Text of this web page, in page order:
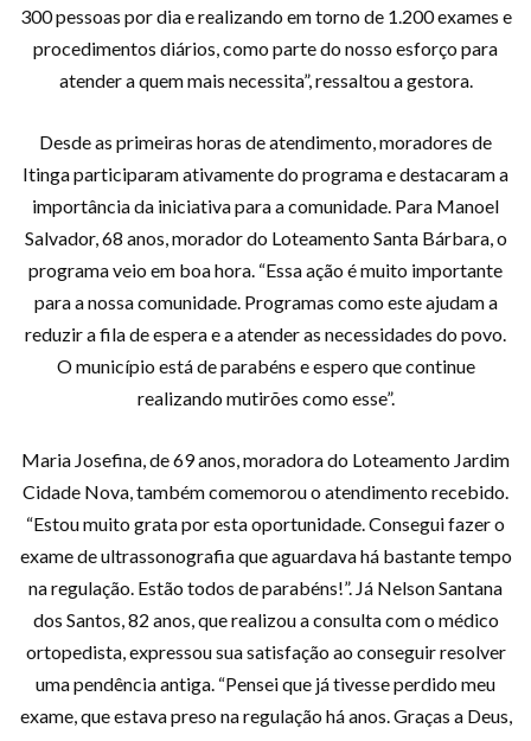
300 pessoas por dia e realizando em torno de 1.200 exames e
procedimentos diários, como parte do nosso esforço para
atender a quem mais necessita”, ressaltou a gestora.
Desde as primeiras horas de atendimento, moradores de
Itinga participaram ativamente do programa e destacaram a
importância da iniciativa para a comunidade. Para Manoel
Salvador, 68 anos, morador do Loteamento Santa Bárbara, o
programa veio em boa hora. “Essa ação é muito importante
para a nossa comunidade. Programas como este ajudam a
reduzir a fila de espera e a atender as necessidades do povo.
O município está de parabéns e espero que continue
realizando mutirões como esse”.
Maria Josefina, de 69 anos, moradora do Loteamento Jardim
Cidade Nova, também comemorou o atendimento recebido.
“Estou muito grata por esta oportunidade. Consegui fazer o
exame de ultrassonografia que aguardava há bastante tempo
na regulação. Estão todos de parabéns!”. Já Nelson Santana
dos Santos, 82 anos, que realizou a consulta com o médico
ortopedista, expressou sua satisfação ao conseguir resolver
uma pendência antiga. “Pensei que já tivesse perdido meu
exame, que estava preso na regulação há anos. Graças a Deus,